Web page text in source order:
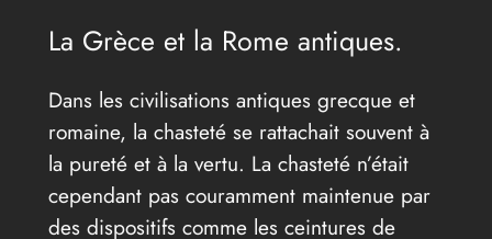
La Grèce et la Rome antiques.
Dans les civilisations antiques grecque et
romaine, la chasteté se rattachait souvent à
la pureté et à la vertu. La chasteté n’était
cependant pas couramment maintenue par
des dispositifs comme les ceintures de